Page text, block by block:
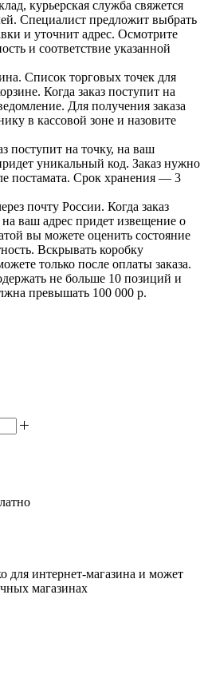
курьерская служба свяжется
Специалист предложит выбрать
и уточнит адрес. Осмотрите
и соответствие указанной
Список торговых точек для
Когда заказ поступит на
Для получения заказа
в кассовой зоне и назовите
поступит на точку, на ваш
уникальный код. Заказ нужно
постамата. Срок хранения — 3
почту России. Когда заказ
ваш адрес придет извещение о
вы можете оценить состояние
Вскрывать коробку
только после оплаты заказа.
не больше 10 позиций и
превышать 100 000 р.
для интернет-магазина и может
магазинах